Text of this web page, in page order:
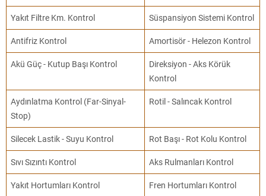
Yakıt Filtre Km. Kontrol Süspansiyon Sistemi Kontrol
Antifriz Kontrol Amortisör - Helezon Kontrol
Akü Güç - Kutup Başı Kontrol
Direksiyon - Aks Körük
Kontrol
Aydınlatma Kontrol (Far-Sinyal-
Stop)
Rotil - Salıncak Kontrol
Silecek Lastik - Suyu Kontrol Rot Başı - Rot Kolu Kontrol
Sıvı Sızıntı Kontrol Aks Rulmanları Kontrol
Yakıt Hortumları Kontrol Fren Hortumları Kontrol